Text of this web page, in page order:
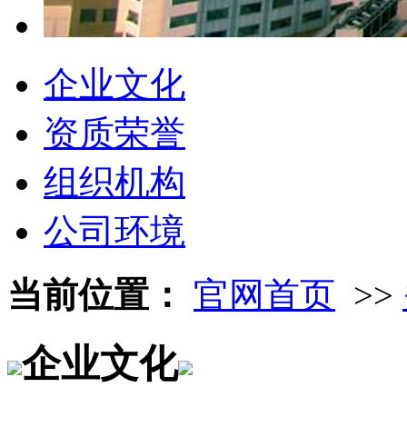
企业文化
资质荣誉
组织机构
公司环境
当前位置：
官网首页 >>
企业文化